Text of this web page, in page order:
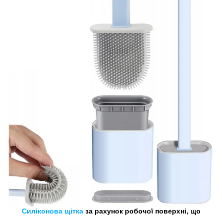
Силіконова щітка за рахунок робочої поверхні, що